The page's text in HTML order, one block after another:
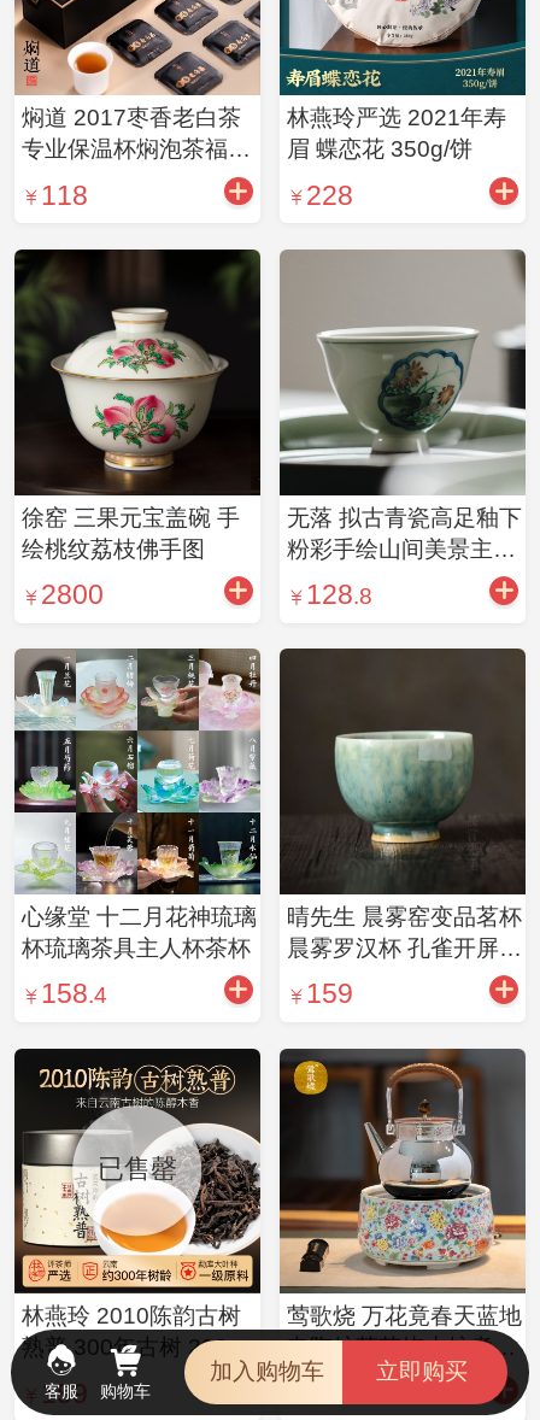
焖道 2017枣香老白茶
专业保温杯焖泡茶福鼎
春季一级原料天然枣香
118
林燕玲严选 2021年寿
眉 蝶恋花 350g/饼
228
徐窑 三果元宝盖碗 手
绘桃纹荔枝佛手图
2800
无落 拟古青瓷高足釉下
粉彩手绘山间美景主人
杯 手绘品茗杯茶杯
128.8
心缘堂 十二月花神琉璃
杯琉璃茶具主人杯茶杯
158.4
晴先生 晨雾窑变品茗杯
晨雾罗汉杯 孔雀开屏品
茗杯
159
已售罄
林燕玲 2010陈韵古树
熟普 300年古树 2025
年1月品鉴茶同款 勐库
大叶种2010春料 陈醇
159
莺歌烧 万花竟春天蓝地
电陶炉茶艺烧水炉煮茶
器遥控+线控双控
1000w
1850
客服 购物车
加入购物车 立即购买